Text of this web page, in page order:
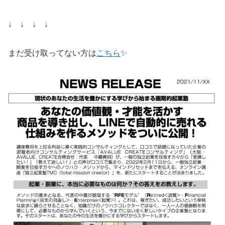
↓ ↓ ↓ ↓
まだ受け取ってない方はこちら✨